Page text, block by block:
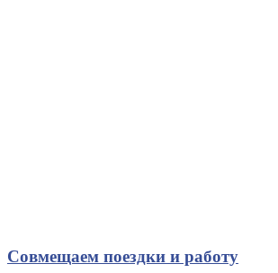
Совмещаем поездки и работу